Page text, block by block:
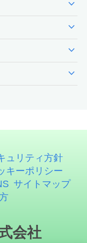
expand_more
expand_more
expand_more
expand_more
ュリティ方針
キーポリシー
サイトマップ
会社